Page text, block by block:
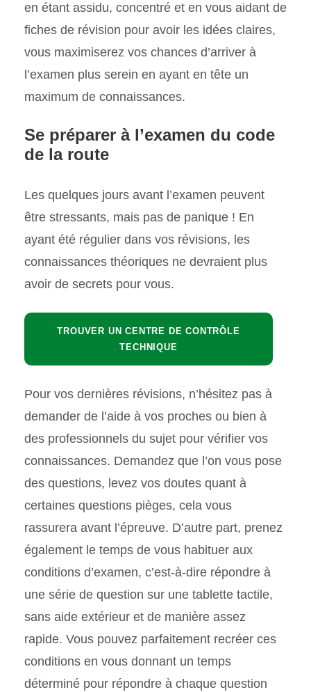
en étant assidu, concentré et en vous aidant de
fiches de révision pour avoir les idées claires,
vous maximiserez vos chances d’arriver à
l’examen plus serein en ayant en tête un
maximum de connaissances.
Se préparer à l’examen du code
de la route
Les quelques jours avant l’examen peuvent
être stressants, mais pas de panique ! En
ayant été régulier dans vos révisions, les
connaissances théoriques ne devraient plus
avoir de secrets pour vous.
TROUVER UN CENTRE DE CONTRÔLE
TECHNIQUE
Pour vos dernières révisions, n’hésitez pas à
demander de l’aide à vos proches ou bien à
des professionnels du sujet pour vérifier vos
connaissances. Demandez que l’on vous pose
des questions, levez vos doutes quant à
certaines questions pièges, cela vous
rassurera avant l’épreuve. D’autre part, prenez
également le temps de vous habituer aux
conditions d’examen, c’est-à-dire répondre à
une série de question sur une tablette tactile,
sans aide extérieur et de manière assez
rapide. Vous pouvez parfaitement recréer ces
conditions en vous donnant un temps
déterminé pour répondre à chaque question